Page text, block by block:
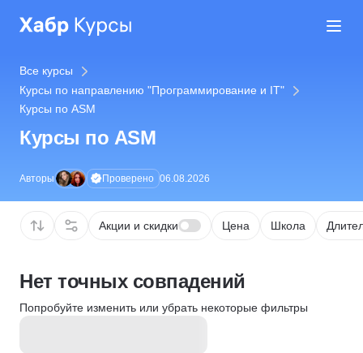
Все курсы
Курсы по направлению "Программирование и IT"
Курсы по ASM
Курсы по ASM
Авторы Проверено 06.08.2026
Акции и скидки Цена Школа
Нет точных совпадений
Попробуйте изменить или убрать некоторые фильтры